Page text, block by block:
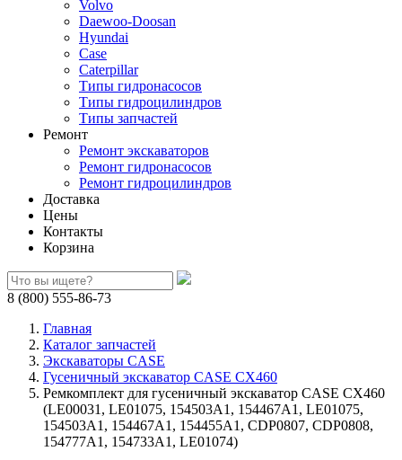
Volvo
Daewoo-Doosan
Hyundai
Case
Caterpillar
Типы гидронасосов
Типы гидроцилиндров
Типы запчастей
Ремонт
Ремонт экскаваторов
Ремонт гидронасосов
Ремонт гидроцилиндров
Доставка
Цены
Контакты
Корзина
8 (800) 555-86-73
Главная
Каталог запчастей
Экскаваторы CASE
Гусеничный экскаватор CASE CX460
Ремкомплект для гусеничный экскаватор CASE CX460
(LE00031, LE01075, 154503A1, 154467A1, LE01075,
154503A1, 154467A1, 154455A1, CDP0807, CDP0808,
154777A1, 154733A1, LE01074)